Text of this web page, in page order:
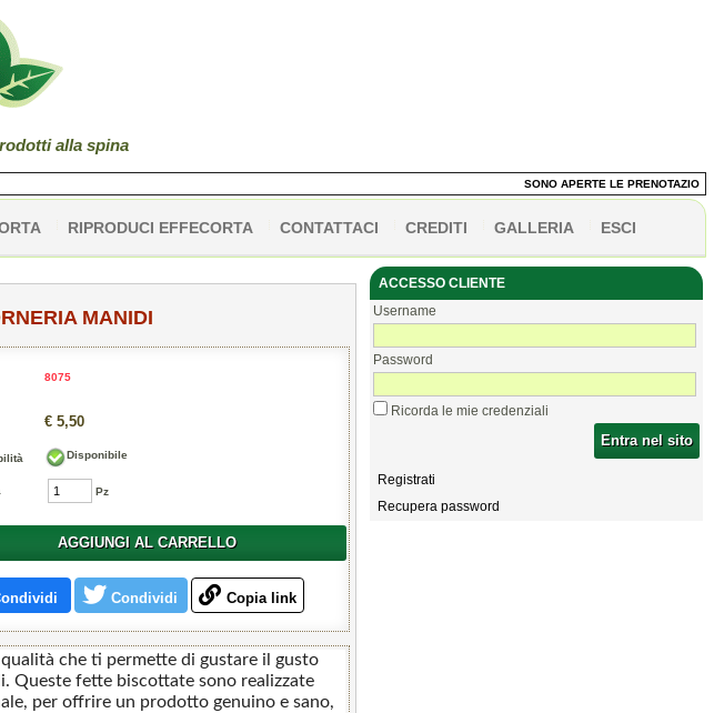
alla spina
SONO APERTE LE PRENOTAZIONI
RIPRODUCI EFFECORTA CONTATTACI CREDITI GALLERIA ESCI
MANIDI
8075
€ 5,50
Disponibile
Pz
AGGIUNGI AL CARRELLO
Condividi Copia link
che ti permette di gustare il gusto
Queste fette biscottate sono realizzate
per offrire un prodotto genuino e sano,
ACCESSO CLIENTE
Username
Password
Ricorda le mie credenziali
Entra nel sito
Registrati
Recupera password